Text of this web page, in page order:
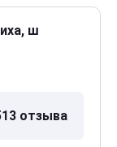
ш
отзыва